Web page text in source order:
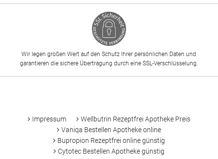
Wir legen großen Wert auf den Schutz Ihrer persönlichen Daten und
garantieren die sichere Übertragung durch eine SSL-Verschlüsselung.
Impressum
Wellbutrin Rezeptfrei Apotheke Preis
Vaniqa Bestellen Apotheke online
Bupropion Rezeptfrei online günstig
Cytotec Bestellen Apotheke günstig